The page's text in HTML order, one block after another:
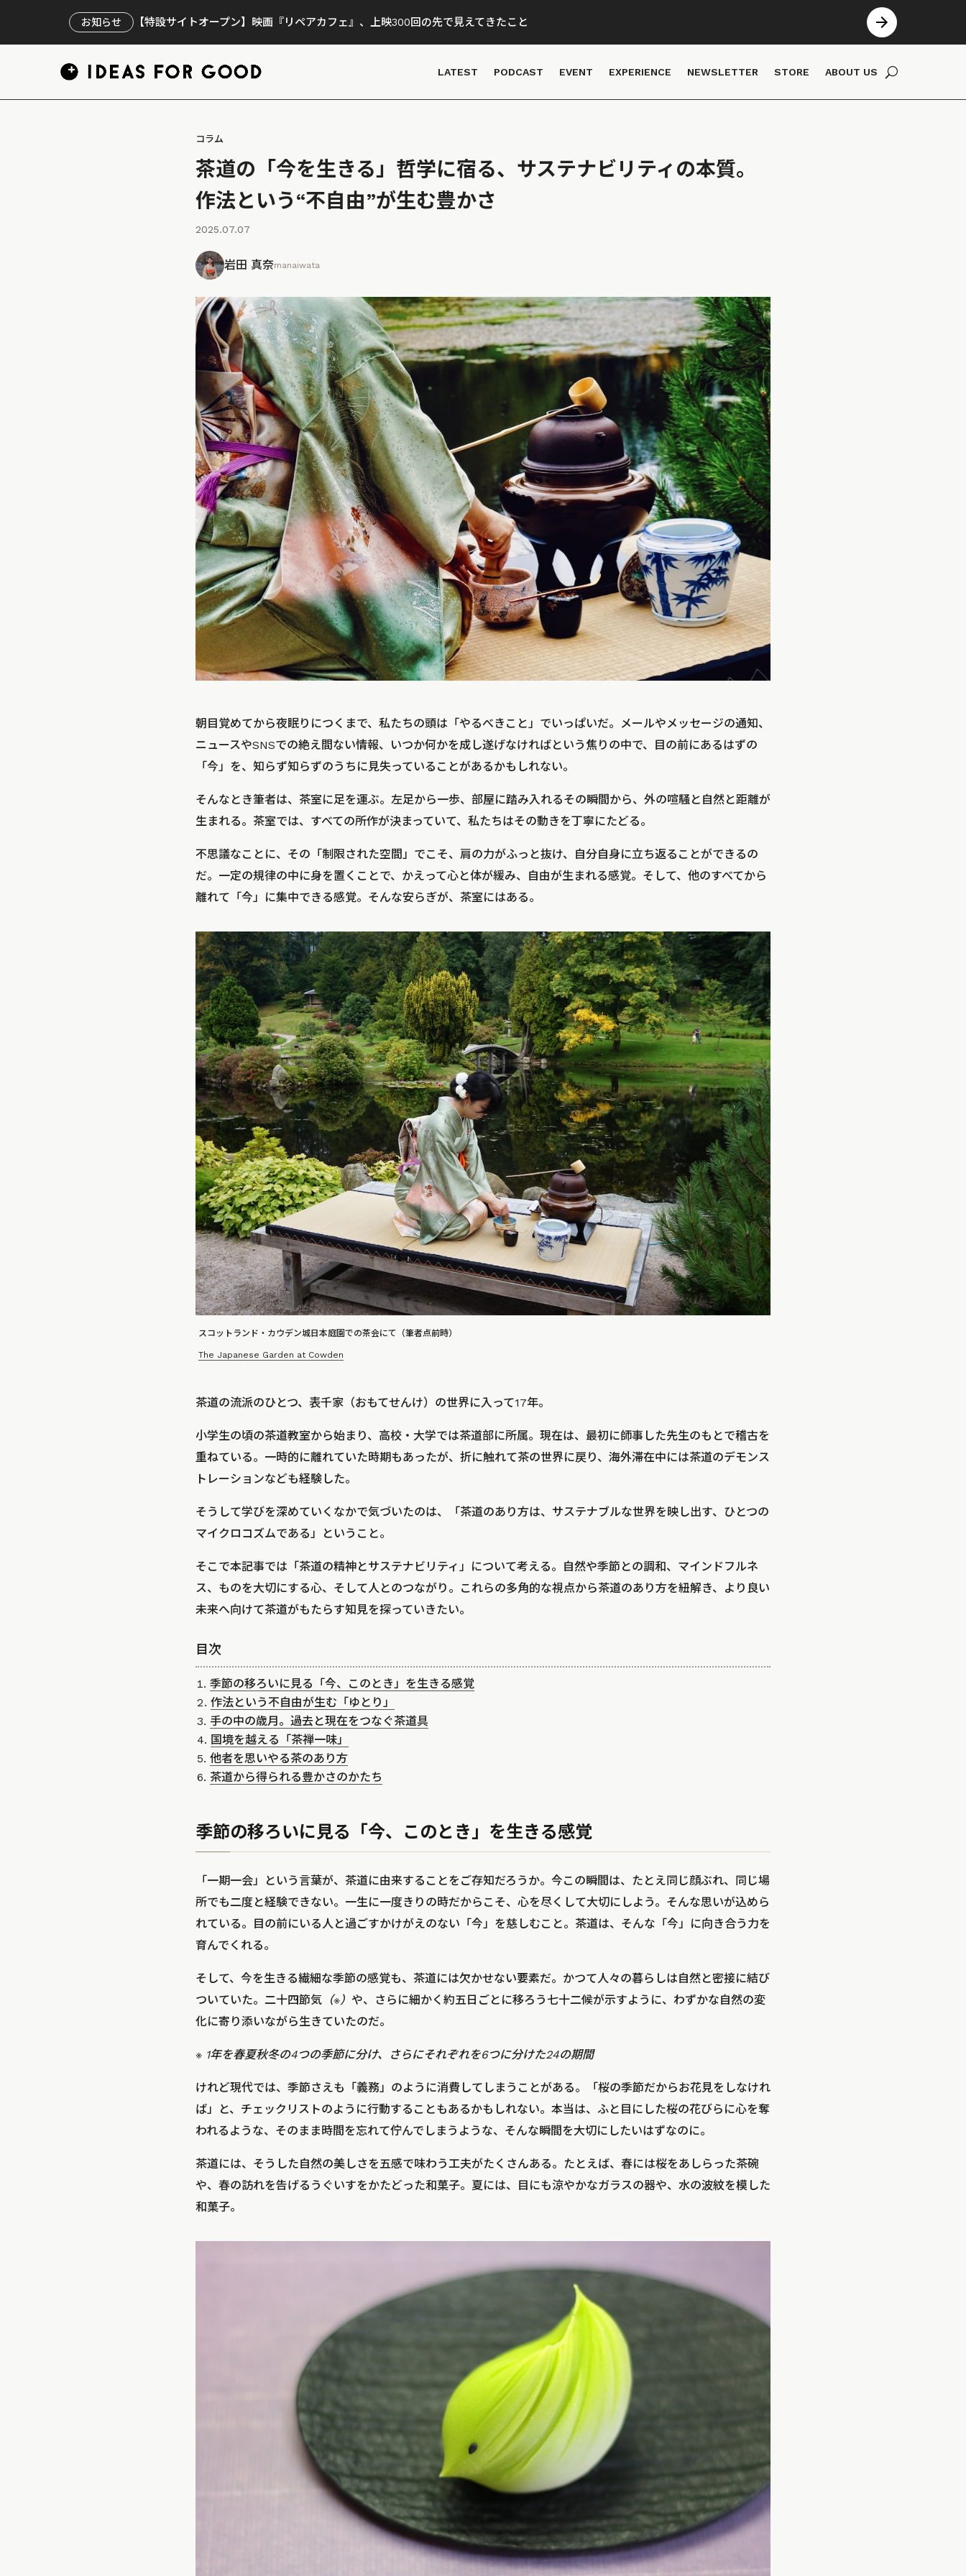
お知らせ 【特設サイトオープン】映画『リペアカフェ』、上映300回の先で見えてきたこと
LATEST PODCAST EVENT EXPERIENCE NEWSLETTER STORE ABOUT US
コラム
茶道の「今を生きる」哲学に宿る、サステナビリティの本質。
作法という“不自由”が生む豊かさ
2025.07.07
岩田 真奈manaiwata
朝目覚めてから夜眠りにつくまで、私たちの頭は「やるべきこと」でいっぱいだ。メールやメッセージの通知、
ニュースやSNSでの絶え間ない情報、いつか何かを成し遂げなければという焦りの中で、目の前にあるはずの
「今」を、知らず知らずのうちに見失っていることがあるかもしれない。
そんなとき筆者は、茶室に足を運ぶ。左足から一歩、部屋に踏み入れるその瞬間から、外の喧騒と自然と距離が
生まれる。茶室では、すべての所作が決まっていて、私たちはその動きを丁寧にたどる。
不思議なことに、その「制限された空間」でこそ、肩の力がふっと抜け、自分自身に立ち返ることができるの
だ。一定の規律の中に身を置くことで、かえって心と体が緩み、自由が生まれる感覚。そして、他のすべてから
離れて「今」に集中できる感覚。そんな安らぎが、茶室にはある。
スコットランド・カウデン城日本庭園での茶会にて（筆者点前時）
The Japanese Garden at Cowden
茶道の流派のひとつ、表千家（おもてせんけ）の世界に入って17年。
小学生の頃の茶道教室から始まり、高校・大学では茶道部に所属。現在は、最初に師事した先生のもとで稽古を
重ねている。一時的に離れていた時期もあったが、折に触れて茶の世界に戻り、海外滞在中には茶道のデモンス
トレーションなども経験した。
そうして学びを深めていくなかで気づいたのは、「茶道のあり方は、サステナブルな世界を映し出す、ひとつの
マイクロコズムである」ということ。
そこで本記事では「茶道の精神とサステナビリティ」について考える。自然や季節との調和、マインドフルネ
ス、ものを大切にする心、そして人とのつながり。これらの多角的な視点から茶道のあり方を紐解き、より良い
未来へ向けて茶道がもたらす知見を探っていきたい。
目次
季節の移ろいに見る「今、このとき」を生きる感覚
作法という不自由が生む「ゆとり」
手の中の歳月。過去と現在をつなぐ茶道具
国境を越える「茶禅一味」
他者を思いやる茶のあり方
茶道から得られる豊かさのかたち
季節の移ろいに見る「今、このとき」を生きる感覚
「一期一会」という言葉が、茶道に由来することをご存知だろうか。今この瞬間は、たとえ同じ顔ぶれ、同じ場
所でも二度と経験できない。一生に一度きりの時だからこそ、心を尽くして大切にしよう。そんな思いが込めら
れている。目の前にいる人と過ごすかけがえのない「今」を慈しむこと。茶道は、そんな「今」に向き合う力を
育んでくれる。
そして、今を生きる繊細な季節の感覚も、茶道には欠かせない要素だ。かつて人々の暮らしは自然と密接に結び
ついていた。二十四節気 （※） や、さらに細かく約五日ごとに移ろう七十二候が示すように、わずかな自然の変
化に寄り添いながら生きていたのだ。
※ 1年を春夏秋冬の4つの季節に分け、さらにそれぞれを6つに分けた24の期間
けれど現代では、季節さえも「義務」のように消費してしまうことがある。「桜の季節だからお花見をしなけれ
ば」と、チェックリストのように行動することもあるかもしれない。本当は、ふと目にした桜の花びらに心を奪
われるような、そのまま時間を忘れて佇んでしまうような、そんな瞬間を大切にしたいはずなのに。
茶道には、そうした自然の美しさを五感で味わう工夫がたくさんある。たとえば、春には桜をあしらった茶碗
や、春の訪れを告げるうぐいすをかたどった和菓子。夏には、目にも涼やかなガラスの器や、水の波紋を模した
和菓子。